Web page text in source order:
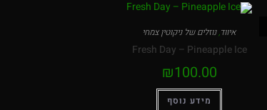
איווד,נוזלים של ניקוטין צמחי
Fresh Day – Pineapple Ice
₪100.00
מידע נוסף